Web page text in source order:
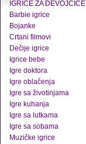
IGRICE ZA DEVOJČICE
Barbie igrice
Bojanke
Crtani filmovi
Dečije igrice
Igrice bebe
Igre doktora
Igre oblačenja
Igre sa životinjama
Igre kuhanja
Igre sa lutkama
Igre sa sobama
Muzičke igrice